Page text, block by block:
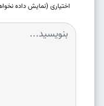
اختیاری (نمایش داده